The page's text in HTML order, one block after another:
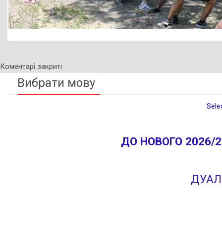
Коментарі закриті
Вибрати мову
ДО НОВОГО 2026/